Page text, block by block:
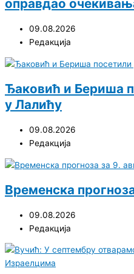
оправдао
09.08.2026
Редакција
Ђаковић и Бериша
у Лалићу
09.08.2026
Редакција
Временска
09.08.2026
Редакција